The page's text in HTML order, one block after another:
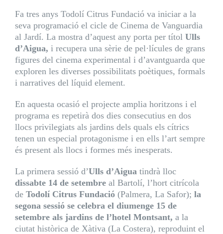
Fa tres anys Todolí Citrus Fundació va iniciar a la
seva programació el cicle de Cinema de Vanguardia
al Jardí. La mostra d’aquest any porta per títol Ulls
d’Aigua, i recupera una sèrie de pel·lícules de grans
figures del cinema experimental i d’avantguarda que
exploren les diverses possibilitats poètiques, formals
i narratives del líquid element.
En aquesta ocasió el projecte amplia horitzons i el
programa es repetirà dos dies consecutius en dos
llocs privilegiats als jardins dels quals els cítrics
tenen un especial protagonisme i en ells l’art sempre
és present als llocs i formes més inesperats.
La primera sessió d’Ulls d’Aiguatindrà lloc
dissabte 14 de setembre al Bartolí, l’hort citrícola
de Todolí Citrus Fundació(Palmera, La Safor); la
segona sessió se celebra el diumenge 15 de
setembre als jardins de l’hotel Montsant, a la
ciutat històrica de Xàtiva (La Costera), reproduint el